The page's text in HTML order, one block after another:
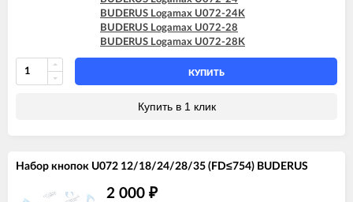
BUDERUS Logamax U072-24K
BUDERUS Logamax U072-28
BUDERUS Logamax U072-28K
КУПИТЬ
Купить в 1 клик
Набор кнопок U072 12/18/24/28/35 (FD≤754) BUDERUS
2 000 ₽